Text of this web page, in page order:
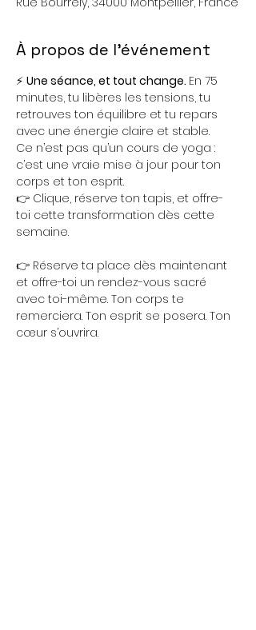
À propos de l'événement
⚡ Une séance, et tout change. En 75
minutes, tu libères les tensions, tu
retrouves ton équilibre et tu repars
avec une énergie claire et stable.
Ce n’est pas qu’un cours de yoga :
c’est une vraie mise à jour pour ton
corps et ton esprit.
👉 Clique, réserve ton tapis, et offre-
toi cette transformation dès cette
semaine.
👉 Réserve ta place dès maintenant
et offre-toi un rendez-vous sacré
avec toi-même. Ton corps te
remerciera. Ton esprit se posera. Ton
cœur s’ouvrira.